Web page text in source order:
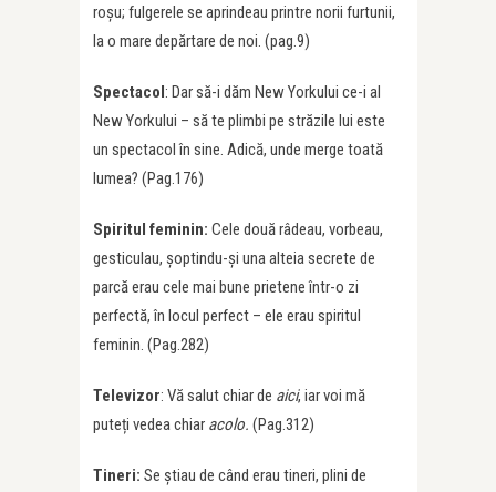
roșu; fulgerele se aprindeau printre norii furtunii,
la o mare depărtare de noi. (pag.9)
Spectacol: Dar să-i dăm New Yorkului ce-i al
New Yorkului – să te plimbi pe străzile lui este
un spectacol în sine. Adică, unde merge toată
lumea? (Pag.176)
Spiritul feminin: Cele două râdeau, vorbeau,
gesticulau, șoptindu-și una alteia secrete de
parcă erau cele mai bune prietene într-o zi
perfectă, în locul perfect – ele erau spiritul
feminin. (Pag.282)
Televizor: Vă salut chiar de aici, iar voi mă
puteți vedea chiar acolo. (Pag.312)
Tineri: Se știau de când erau tineri, plini de